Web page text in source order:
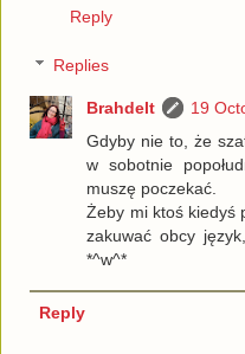
Reply
Replies
Brahdelt
19
Gdyby nie to, że
w sobotnie
muszę poczekać.
Żeby mi ktoś kiedyś
zakuwać obcy
*^w^*
Reply